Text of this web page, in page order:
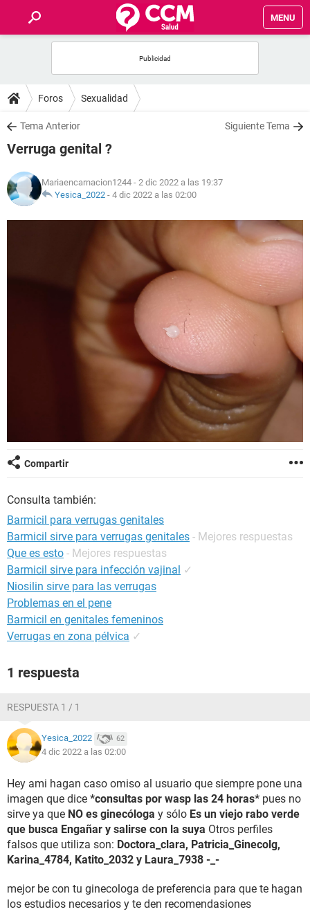
MENU
FOROS
SALUD
FAMILIA
NUTRICIÓN
Foros Sexualidad
Tema Anterior Siguiente Tema
Verruga genital ?
Mariaencarnacion1244 - 2 dic 2022 a las 19:37
Yesica_2022 - 4 dic 2022 a las 02:00
Compartir
Consulta también:
Barmicil para verrugas genitales
Barmicil sirve para verrugas genitales - Mejores respuestas
Que es esto - Mejores respuestas
Barmicil sirve para infección vajinal ✓
Niosilin sirve para las verrugas
Problemas en el pene
Barmicil en genitales femeninos
Verrugas en zona pélvica ✓
1 respuesta
RESPUESTA 1 / 1
Yesica_2022 62
4 dic 2022 a las 02:00
Hey ami hagan caso omiso al usuario que siempre pone una
imagen que dice *consultas por wasp las 24 horas* pues no
sirve ya que NO es ginecóloga y sólo Es un viejo rabo verde
que busca Engañar y salirse con la suya Otros perfiles
falsos que utiliza son: Doctora_clara, Patricia_Ginecolg,
Karina_4784, Katito_2032 y Laura_7938 -_-
mejor be con tu ginecologa de preferencia para que te hagan
los estudios necesarios y te den recomendasiones